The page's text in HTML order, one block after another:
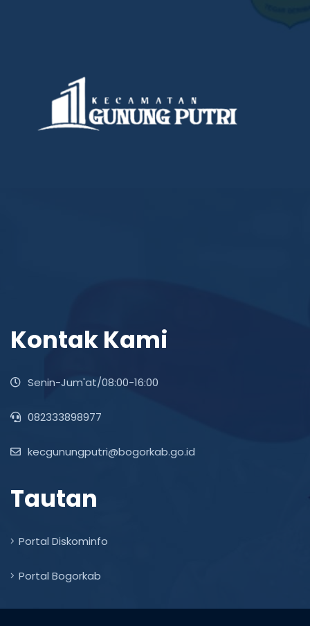
Kontak Kami
Senin-Jum'at/08:00-16:00
082333898977
kecgunungputri@bogorkab.go.id
Tautan
Portal Diskominfo
Portal Bogorkab